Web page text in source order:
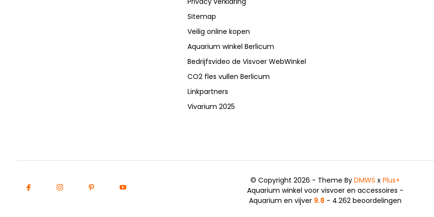
Sitemap
Veilig online kopen
Aquarium winkel Berlicum
Bedrijfsvideo de Visvoer WebWinkel
CO2 fles vullen Berlicum
Linkpartners
Vivarium 2025
© Copyright 2026 - Theme ByDMWS xPlus+
Aquarium winkel voor visvoer en accessoires -
Aquarium en vijver 9.8 - 4.262 beoordelingen